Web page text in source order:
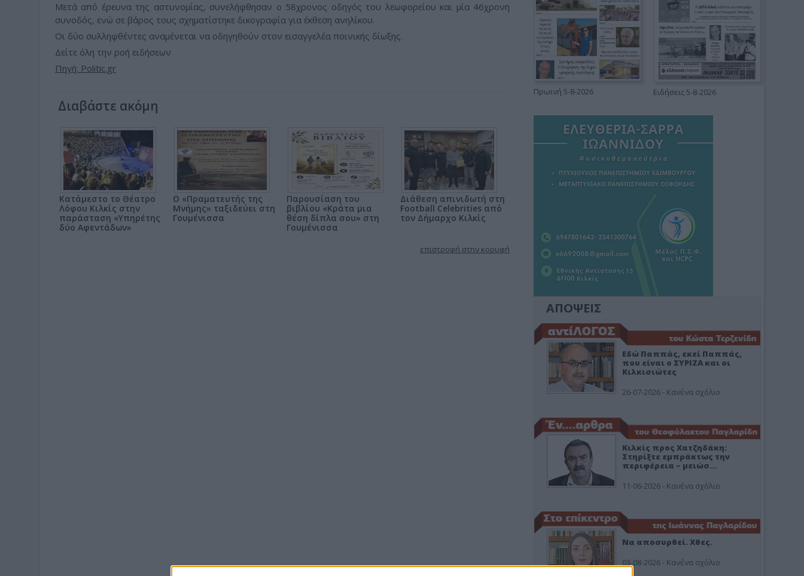
Μετά από έρευνα της αστυνομίας, συνελήφθησαν ο 58χρονος οδηγός του λεωφορείου και μία 46χρονη
συνοδός, ενώ σε βάρος τους σχηματίστηκε δικογραφία για έκθεση ανηλίκου.
Οι δύο συλληφθέντες αναμένεται να οδηγηθούν στον εισαγγελέα ποινικής δίωξης.
Δείτε όλη την ροή ειδήσεων
Πηγή: Politic.gr
Διαβάστε ακόμη
Κατάμεστο το Θέατρο
Λόφου Κιλκίς στην
παράσταση «Υπηρέτης
δύο Αφεντάδων»
Ο «Πραματευτής της
Μνήμης» ταξιδεύει στη
Γουμένισσα
Παρουσίαση του
βιβλίου «Κράτα μια
θέση δίπλα σου» στη
Γουμένισσα
Διάθεση απινιδωτή στη
Football Celebrities από
τον Δήμαρχο Κιλκίς
επιστροφή στην κορυφή
Πρωινή 5-8-2026 Ειδήσεις 5-8-2026
ΑΠΟΨΕΙΣ
Εδώ Παππάς, εκεί Παππάς,
που είναι ο ΣΥΡΙΖΑ και οι
Κιλκισιώτες
26-07-2026 - Κανένα σχόλιο
Κιλκίς προς Χατζηδάκη:
Στηρίξτε εμπράκτως την
περιφέρεια – μειώσ…
11-06-2026 - Κανένα σχόλιο
Να αποσυρθεί. Χθες.
03-08-2026 - Κανένα σχόλιο